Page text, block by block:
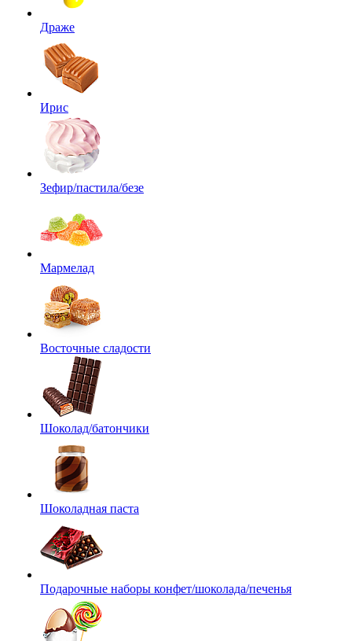
Драже
Ирис
Зефир/пастила/безе
Мармелад
Восточные сладости
Шоколад/батончики
Шоколадная паста
Подарочные наборы конфет/шоколада/печенья